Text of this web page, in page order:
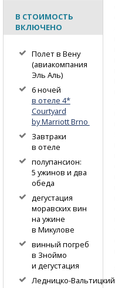
В СТОИМОСТЬ
ВКЛЮЧЕНО
Полет в Вену
(авиакомпания
Эль Аль)
6 ночей
в отеле 4*
Courtyard
by Marriott Brno
Завтраки
в отеле
полупансион:
5 ужинов и два
обеда
дегустация
моравских вин
на ужине
в Микулове
винный погреб
в Зноймо
и дегустация
Ледницко-Вальтицкий